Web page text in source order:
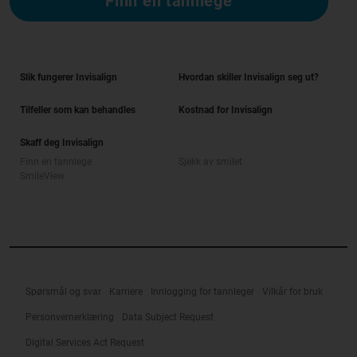
Slik fungerer Invisalign Hvordan skiller Invisalign seg ut?
Tilfeller som kan behandles Kostnad for Invisalign
Skaff deg Invisalign
Spørsmål og svar Karriere Innlogging for tannleger Vilkår for bruk
Personvernerklæring Data Subject Request
Digital Services Act Request